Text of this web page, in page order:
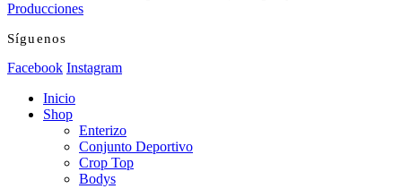
Producciones
Síguenos
Facebook Instagram
Inicio
Shop
Enterizo
Conjunto Deportivo
Crop Top
Bodys